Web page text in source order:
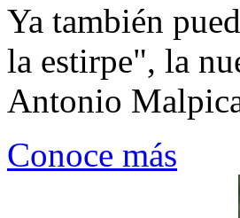
Ya también
la estirpe", la
Antonio
Conoce más